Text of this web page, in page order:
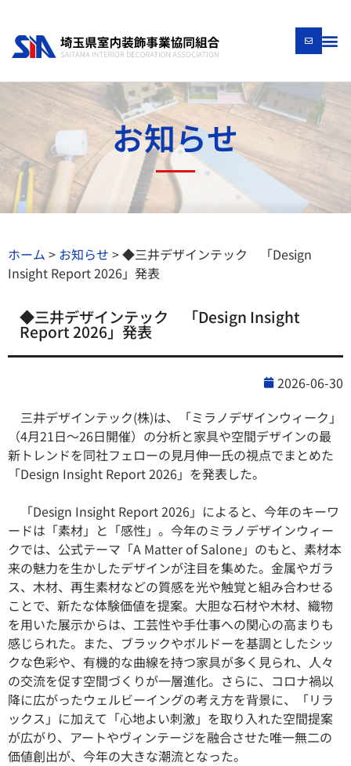
お知らせ
ホーム > お知らせ >◆三井デザインテック 「Design
Insight Report 2026」発表
◆三井デザインテック 「Design Insight
Report 2026」発表
2026-06-30
三井デザインテック(株)は、「ミラノデザインウィーク」
（4月21日〜26日開催）の分析と家具や空間デザインの最
新トレンドを同社フェローの見月伸一氏の視点でまとめた
「Design Insight Report 2026」を発表した。
「Design Insight Report 2026」によると、今年のキーワ
ードは「素材」と「感性」。今年のミラノデザインウィー
クでは、公式テーマ「A Matter of Salone」のもと、素材本
来の魅力を生かしたデザインが注目を集めた。金属やガラ
ス、木材、再生素材などの質感を光や触覚と組み合わせる
ことで、新たな体験価値を提案。大胆な石材や木材、織物
を用いた展示からは、工芸性や手仕事への関心の高まりも
感じられた。また、ブラックやボルドーを基調としたシッ
クな色彩や、有機的な曲線を持つ家具が多く見られ、人々
の交流を促す空間づくりが一層進化。さらに、コロナ禍以
降に広がったウェルビーイングの考え方を背景に、「リラ
ックス」に加えて「心地よい刺激」を取り入れた空間提案
が広がり、アートやヴィンテージを融合させた唯一無二の
価値創出が、今年の大きな潮流となった。